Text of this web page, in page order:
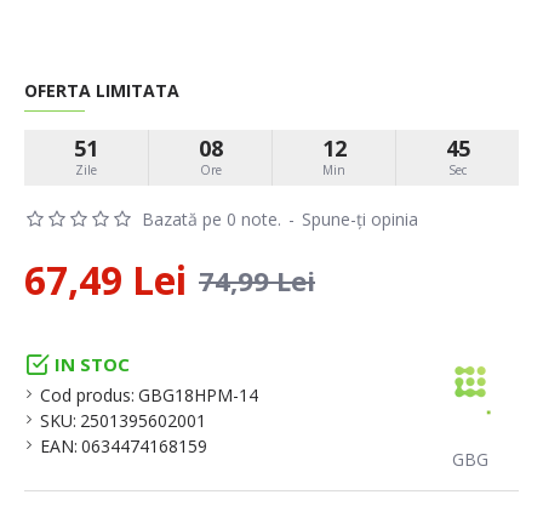
IN STOC
Cod produs: GBG18HPM-14
SKU: 2501395602001
EAN: 0634474168159
GBG
Bazată pe 0 note. - Spune-ţi opinia
OFERTA LIMITATA
51
Zile
08
Ore
12
Min
45
Sec
67,49 Lei 74,99 Lei